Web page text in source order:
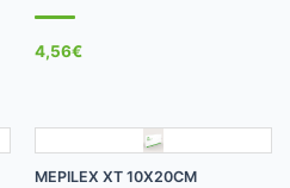
4,56€
MEPILEX XT 10X20CM